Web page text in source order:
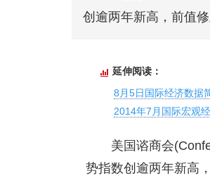
创逾两年新高，前值
延伸阅读：
8月5日国际经济数据
2014年7月国际宏观
美国谘商会
势指数创逾两年新高